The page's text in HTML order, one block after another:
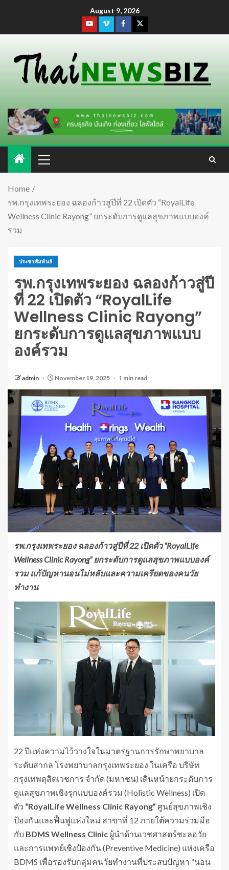
August 9, 2026
Home
รพ.กรุงเทพระยอง ฉลองก้าวสู่ปีที่ 22 เปิดตัว “RoyalLife
Wellness Clinic Rayong” ยกระดับการดูแลสุขภาพแบบองค์
รวม
ประชาสัมพันธ์
รพ.กรุงเทพระยอง ฉลองก้าวสู่ปี
ที่ 22 เปิดตัว “RoyalLife
Wellness Clinic Rayong”
ยกระดับการดูแลสุขภาพแบบ
องค์รวม
admin November 19, 2025 1 min read
รพ.กรุงเทพระยอง ฉลองก้าวสู่ปีที่ 22 เปิดตัว “RoyalLife
Wellness Clinic Rayong” ยกระดับการดูแลสุขภาพแบบองค์
รวม แก้ปัญหานอนไม่หลับและความเครียดของคนวัย
ทำงาน
22 ปีแห่งความไว้วางใจในมาตรฐานการรักษาพยาบาล
ระดับสากล โรงพยาบาลกรุงเทพระยอง ในเครือ บริษัท
กรุงเทพดุสิตเวชการ จำกัด (มหาชน) เดินหน้ายกระดับการ
ดูแลสุขภาพเชิงรุกแบบองค์รวม (Holistic Wellness) เปิด
ตัว “RoyalLife Wellness Clinic Rayong” ศูนย์สุขภาพเชิง
ป้องกันและฟื้นฟูแห่งใหม่ สาขาที่ 12 ภายใต้ความร่วมมือ
กับ BDMS Wellness Clinic ผู้นำด้านเวชศาสตร์ชะลอวัย
และการแพทย์เชิงป้องกัน (Preventive Medicine) แห่งเครือ
BDMS เพื่อรองรับกลุ่มคนวัยทำงานที่ประสบปัญหา “นอน